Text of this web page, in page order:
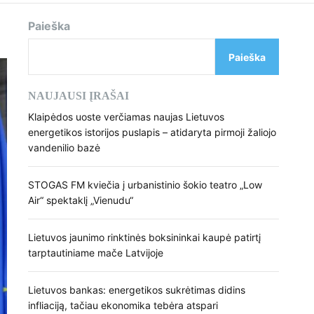
d
Paieška
Paieška
NAUJAUSI ĮRAŠAI
Klaipėdos uoste verčiamas naujas Lietuvos
energetikos istorijos puslapis – atidaryta pirmoji žaliojo
vandenilio bazė
STOGAS FM kviečia į urbanistinio šokio teatro „Low
Air“ spektaklį „Vienudu“
Lietuvos jaunimo rinktinės boksininkai kaupė patirtį
tarptautiniame mače Latvijoje
Lietuvos bankas: energetikos sukrėtimas didins
infliaciją, tačiau ekonomika tebėra atspari